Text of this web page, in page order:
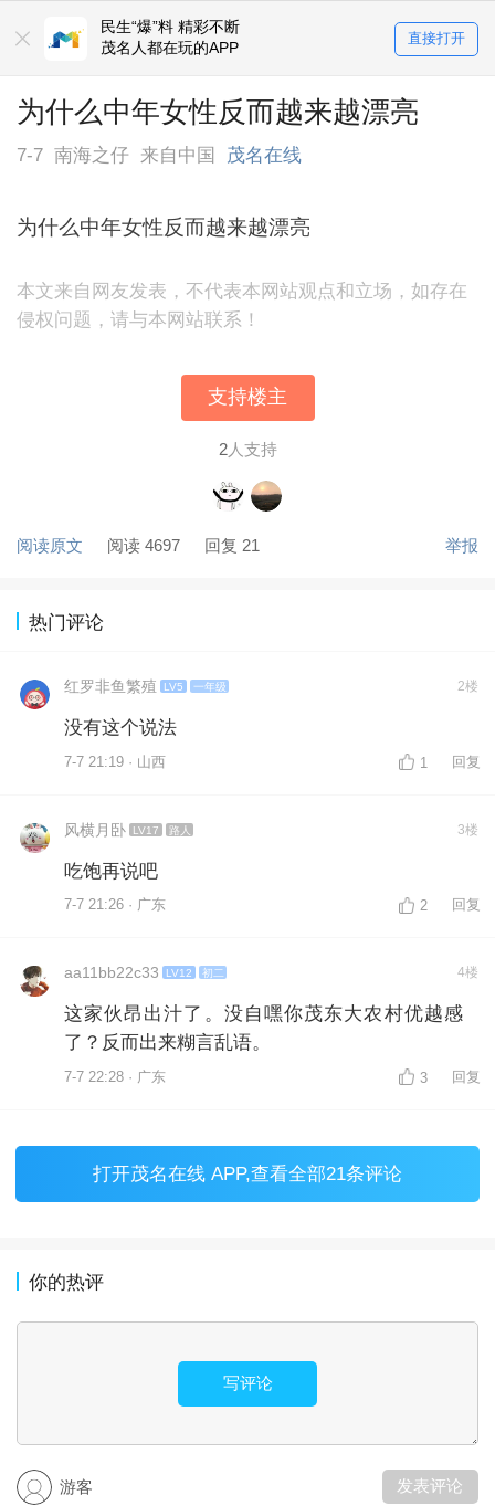
民生“爆”料 精彩不断
茂名人都在玩的APP
直接打开
为什么中年女性反而越来越漂亮
7-7 南海之仔 来自中国 茂名在线
为什么中年女性反而越来越漂亮
本文来自网友发表，不代表本网站观点和立场，如存在
侵权问题，请与本网站联系！
支持楼主
2人支持
阅读原文 阅读 4697 回复 21 举报
热门评论
红罗非鱼繁殖 LV5 一年级 2楼
没有这个说法
7-7 21:19 · 山西 1 回复
风横月卧 LV17 路人 3楼
吃饱再说吧
7-7 21:26 · 广东 2 回复
aa11bb22c33 LV12 初二 4楼
这家伙昂出汁了。没自嘿你茂东大农村优越感
了？反而出来糊言乱语。
7-7 22:28 · 广东 3 回复
打开茂名在线 APP,查看全部21条评论
你的热评
写评论
游客 发表评论